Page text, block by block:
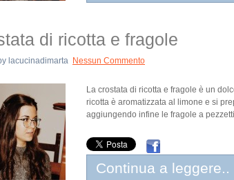
di ricotta e fragole
lacucinadimarta Nessun Commento
La crostata di ricotta e fragole è un
ricotta è aromatizzata al limone e si
aggiungendo infine le fragole a
Continua a leggere..